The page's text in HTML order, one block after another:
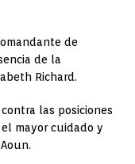
de
de la
Richard.
las posiciones
mayor cuidado y